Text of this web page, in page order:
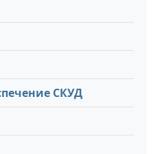
СКУД